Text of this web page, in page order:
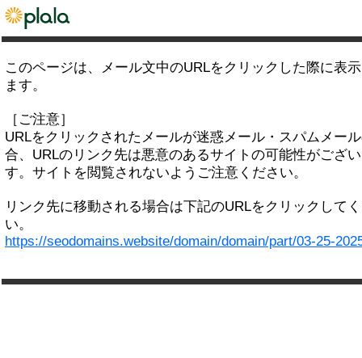
このページは、メール文中のURLをクリックした際に表
ます。
［ご注意］
URLをクリックされたメールが迷惑メール・スパムメー
合、URLのリンク先は悪意のあるサイトの可能性がござ
す。サイトを閲覧されないようご注意ください。
リンク先に移動される場合は下記のURLをクリックして
い。
https://seodomains.website/domain/domain/part/03-25-